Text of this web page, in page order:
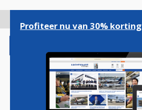
gaan
Profiteer nu van 30% korting